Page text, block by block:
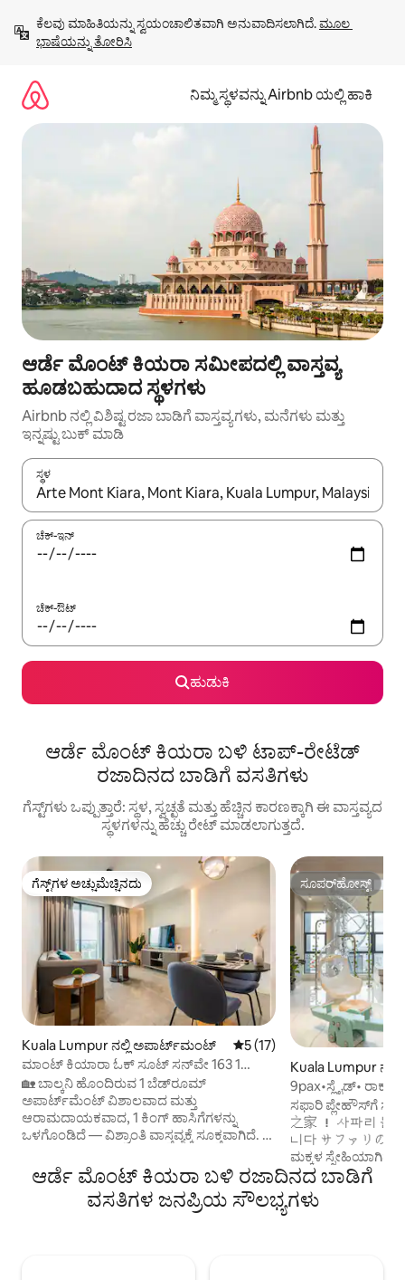
ಹೋಗಿ
ಕೆಲವು ಮಾಹಿತಿಯನ್ನು ಸ್ವಯಂಚಾಲಿತವಾಗಿ ಅನುವಾದಿಸಲಾಗಿದೆ. ಮೂಲ
ಭಾಷೆಯನ್ನು ತೋರಿಸಿ
ನಿಮ್ಮ ಸ್ಥಳವನ್ನು Airbnb ಯಲ್ಲಿ ಹಾಕಿ
ಆರ್ಡೆ ಮೊಂಟ್ ಕಿಯರಾ ಸಮೀಪದಲ್ಲಿ ವಾಸ್ತವ್ಯ
ಹೂಡಬಹುದಾದ ಸ್ಥಳಗಳು
Airbnb ನಲ್ಲಿ ವಿಶಿಷ್ಟ ರಜಾ ಬಾಡಿಗೆ ವಾಸ್ತವ್ಯಗಳು, ಮನೆಗಳು ಮತ್ತು
ಇನ್ನಷ್ಟು ಬುಕ್ ಮಾಡಿ
ಸ್ಥಳ
ಫಲಿತಾಂಶಗಳು ಲಭ್ಯವಿರುವಾಗ, ಅಪ್ ಮತ್ತು ಡೌನ್ ಬಾಣದ ಕೀಲಿಗಳೊಂದಿಗೆ
ಚೆಕ್-ಇನ್
ಚೆಕ್-ಔಟ್
ಹುಡುಕಿ
ಆರ್ಡೆ ಮೊಂಟ್ ಕಿಯರಾ ಬಳಿ ಟಾಪ್-ರೇಟೆಡ್
ರಜಾದಿನದ ಬಾಡಿಗೆ ವಸತಿಗಳು
ಗೆಸ್ಟ್‌ಗಳು ಒಪ್ಪುತ್ತಾರೆ: ಸ್ಥಳ, ಸ್ವಚ್ಛತೆ ಮತ್ತು ಹೆಚ್ಚಿನ ಕಾರಣಕ್ಕಾಗಿ ಈ ವಾಸ್ತವ್ಯದ
ಸ್ಥಳಗಳನ್ನು ಹೆಚ್ಚು ರೇಟ್ ಮಾಡಲಾಗುತ್ತದೆ.
ಗೆಸ್ಟ್‌ಗಳ ಅಚ್ಚುಮೆಚ್ಚಿನದು
ಗೆಸ್ಟ್‌ಗಳ ಅಚ್ಚುಮೆಚ್ಚಿನದು
Kuala Lumpur ನಲ್ಲಿ ಅಪಾರ್ಟ್‌ಮಂಟ್ 5 ರಲ್ಲಿ 5 ಸರಾಸರಿ ರೇಟಿಂಗ್, 17
5 (17)
ಮಾಂಟ್ ಕಿಯಾರಾ ಓಕ್ ಸೂಟ್ ಸನ್‌ವೇ 163 1
ಬೆಡ್‌ರೂಮ್ 1-2 ಪ್ಯಾಕ್ಸ್
🏡 ಬಾಲ್ಕನಿ ಹೊಂದಿರುವ 1 ಬೆಡ್‌ರೂಮ್
ಅಪಾರ್ಟ್‌ಮೆಂಟ್ ವಿಶಾಲವಾದ ಮತ್ತು
ಆರಾಮದಾಯಕವಾದ, 1 ಕಿಂಗ್ ಹಾಸಿಗೆಗಳನ್ನು
ಒಳಗೊಂಡಿದೆ — ವಿಶ್ರಾಂತಿ ವಾಸ್ತವ್ಯಕ್ಕೆ ಸೂಕ್ತವಾಗಿದೆ. 🛁
ಬಿಸಿ ನೀರಿನಿಂದ ಸಜ್ಜುಗೊಳಿಸಲಾಗಿದೆ 🛠️ ಸೌಲಭ್ಯಗಳು
ಈ ಕೆಳಗಿನವುಗಳನ್ನು ಒಳಗೊಂಡಿವೆ: ಪಾತ್ರೆಗಳು,
ಪ್ಯಾನ್‌ಗಳು, ಪಾತ್ರೆಗಳು, ರೈಸ್ ಕುಕ್ಕರ್, ವಾಟರ್
ಸೂಪರ್‌ಹೋಸ್ಟ್
ಸೂಪರ್‌ಹೋಸ್ಟ್
Kuala Lumpur ನಲ್ಲಿ
9pax•ಸ್ಲೈಡ್•
MITEC ಹತ್ತಿರ
ಸಫಾರಿ ಪ್ಲೇಹೌಸ್‌ಗೆ
之家 ！ 사파리 놀
니다 サファリの家へよ
ಮಕ್ಕಳ ಸ್ನೇಹಿಯಾಗಿದೆ,
ಮತ್ತು ಮಕ್ಕಳು (ಮತ್ತು
ಸಂಪೂರ್ಣವಾಗಿ
ಒಳಾಂಗಣ ಸ್ಲೈಡ್
ಆರ್ಡೆ ಮೊಂಟ್ ಕಿಯರಾ ಬಳಿ ರಜಾದಿನದ ಬಾಡಿಗೆ
ವಸತಿಗಳ ಜನಪ್ರಿಯ ಸೌಲಭ್ಯಗಳು